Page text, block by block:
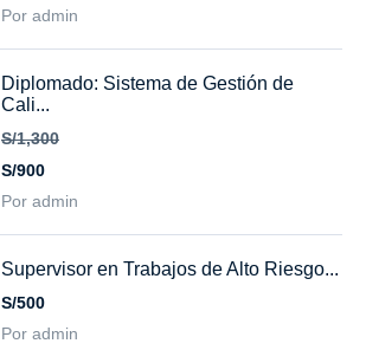
Por admin
Diplomado: Sistema de Gestión de
Cali...
S/1,300
S/900
Por admin
Supervisor en Trabajos de Alto Riesgo...
S/500
Por admin